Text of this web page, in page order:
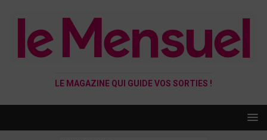
LE MAGAZINE QUI GUIDE VOS SORTIES !